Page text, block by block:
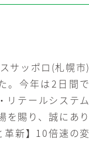
サッポロ(札幌市)
。今年は2日間で
リテールシステム
を賜り、誠にあり
革新】10倍速の変